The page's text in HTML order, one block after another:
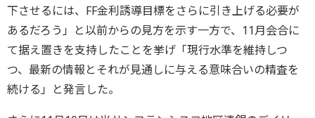
下させるには、FF金利誘導目標をさらに引き上げる必要が
あるだろう」と以前からの見方を示す一方で、11月会合に
て据え置きを支持したことを挙げ「現行水準を維持しつ
つ、最新の情報とそれが見通しに与える意味合いの精査を
続ける」と発言した。